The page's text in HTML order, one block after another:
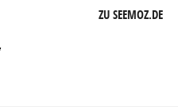
ZU SEEMOZ.DE